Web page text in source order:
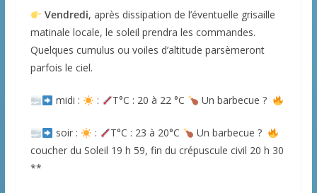
Vendredi, après dissipation de l’éventuelle grisaille
matinale locale, le soleil prendra les commandes.
Quelques cumulus ou voiles d’altitude parsèmeront
parfois le ciel.
midi : : T°C : 20 à 22 °C Un barbecue ?
soir : : T°C : 23 à 20°C
Un barbecue ?
coucher du Soleil 19 h 59, fin du crépuscule civil 20 h 30
**